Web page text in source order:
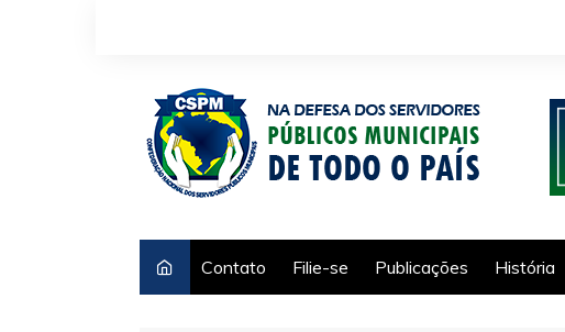
Contato Filie-se Publicações História